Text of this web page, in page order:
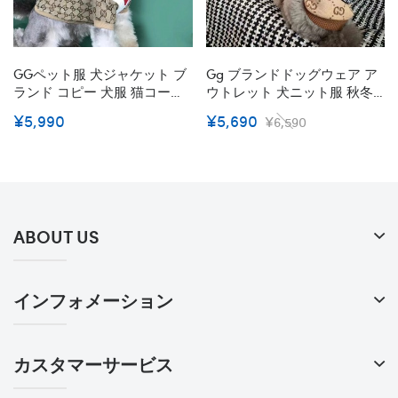
GGペット服 犬ジャケット ブ
ランド コピー 犬服 猫コート
ョン 秋冬適応 柔らかい ファ
¥5,990
Gg ブランドドッグウェア ア
ウトレット 犬ニット服 秋冬
向け 防寒 暖かい ペットセー
ター 犬の服 犬服 猫服 可愛い
¥5,690 ¥6,590
ABOUT US
インフォメーション
カスタマーサービス